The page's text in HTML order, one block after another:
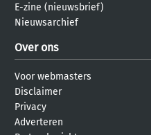
E-zine (nieuwsbrief)
Nieuwsarchief
Over ons
Voor webmasters
Disclaimer
Privacy
Adverteren